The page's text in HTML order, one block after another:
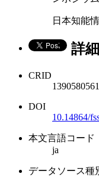
日本知能
詳
CRID
DOI
10.14864/
本文言語コード
ja
データソース種